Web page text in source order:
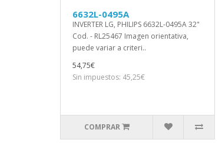
6632L-0495A
INVERTER LG, PHILIPS 6632L-0495A 32"
Cod. - RL25467 Imagen orientativa,
puede variar a criteri..
54,75€
Sin impuestos: 45,25€
COMPRAR